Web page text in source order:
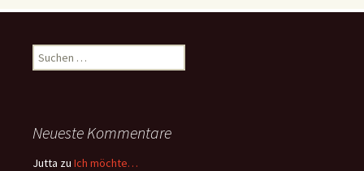
Suchen
nach:
Neueste Kommentare
Jutta zu Ich möchte…